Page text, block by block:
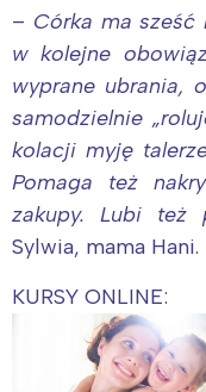
– Córka ma
w kolejne
wyprane ubrania,
samodzielnie
kolacji myję
Pomaga też
zakupy. Lubi też
Sylwia, mama Hani.
KURSY ONLINE: